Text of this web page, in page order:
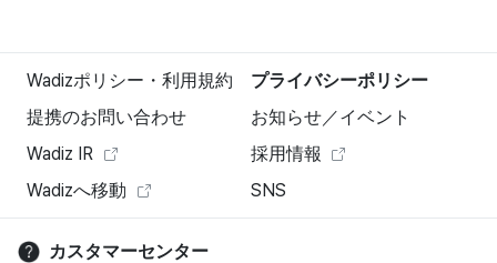
Wadizポリシー・利用規約
プライバシーポリシー
提携のお問い合わせ
お知らせ／イベント
Wadiz IR
採用情報
Wadizへ移動
SNS
カスタマーセンター